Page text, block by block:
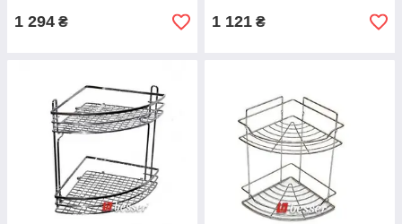
1 294 ₴ 1 121 ₴